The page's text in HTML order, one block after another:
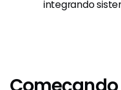
integrando